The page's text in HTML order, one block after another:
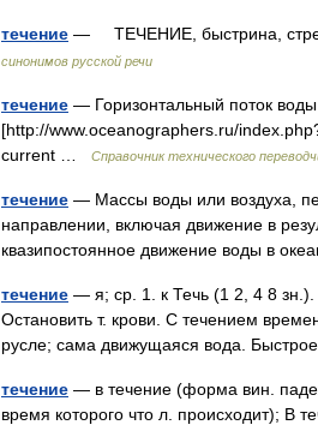
течение — ТЕЧЕНИЕ, быстрина,
синонимов русской речи
течение — Горизонтальный поток
[http://www.oceanographers.ru/
current …
Справочник технического
течение — Массы воды или воздуха,
направлении, включая движение в
квазипостоянное движение воды в
течение — я; ср. 1. к Течь (1 2, 4 8
Остановить т. крови. С течением
русле; сама движущаяся вода.
течение — в течение (форма вин.
время которого что л. происходит); В